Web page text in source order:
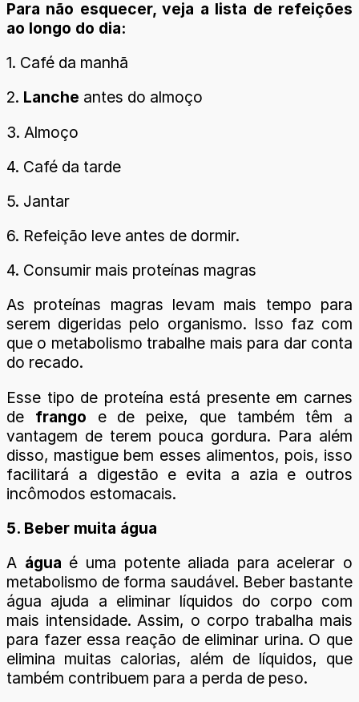
Para não esquecer, veja a lista de refeições
ao longo do dia:
1. Café da manhã
2. Lanche antes do almoço
3. Almoço
4. Café da tarde
5. Jantar
6. Refeição leve antes de dormir.
4. Consumir mais proteínas magras
As proteínas magras levam mais tempo para
serem digeridas pelo organismo. Isso faz com
que o metabolismo trabalhe mais para dar conta
do recado.
Esse tipo de proteína está presente em carnes
de frango e de peixe, que também têm a
vantagem de terem pouca gordura. Para além
disso, mastigue bem esses alimentos, pois, isso
facilitará a digestão e evita a azia e outros
incômodos estomacais.
5. Beber muita água
A água é uma potente aliada para acelerar o
metabolismo de forma saudável. Beber bastante
água ajuda a eliminar líquidos do corpo com
mais intensidade. Assim, o corpo trabalha mais
para fazer essa reação de eliminar urina. O que
elimina muitas calorias, além de líquidos, que
também contribuem para a perda de peso.